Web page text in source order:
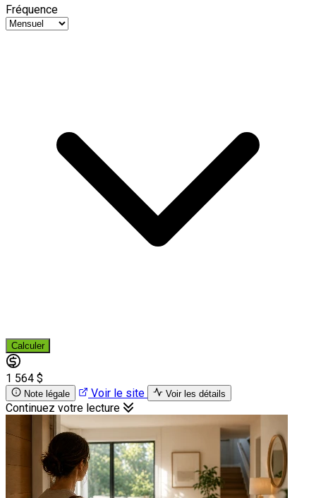
Fréquence
Calculer
1 564 $
Note légale Voir le site Voir les détails
Continuez votre lecture